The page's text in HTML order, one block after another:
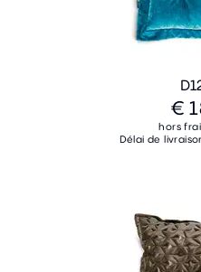
€
hors
Délai de